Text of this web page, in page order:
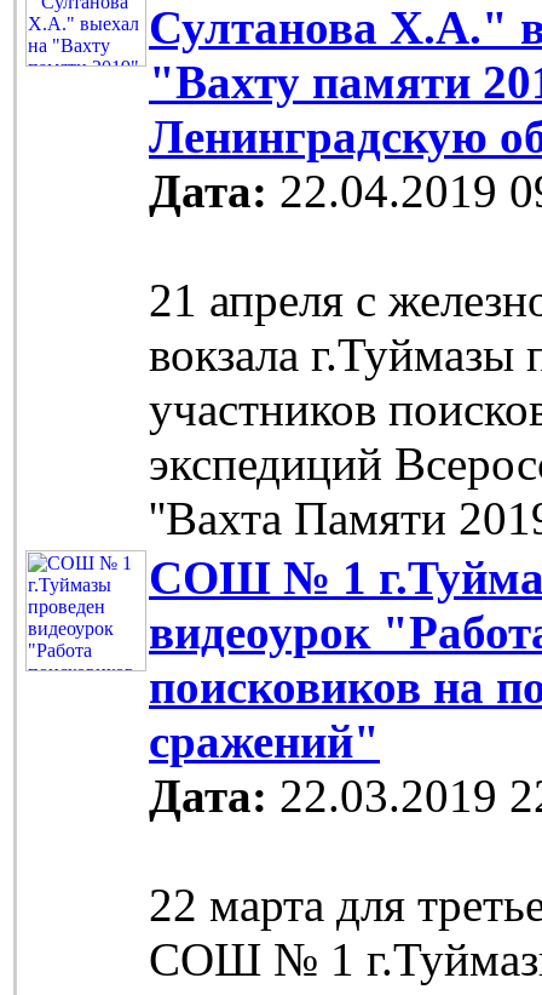
Султанова Х.А."
"Вахту памяти
Ленинградскую
Дата: 22.04.2019
21 апреля с
вокзала г.Туймазы
участников
экспедиций
''Вахта Памяти
СОШ № 1
видеоурок
поисковиков на
сражений"
Дата: 22.03.2019
22 марта для
СОШ № 1